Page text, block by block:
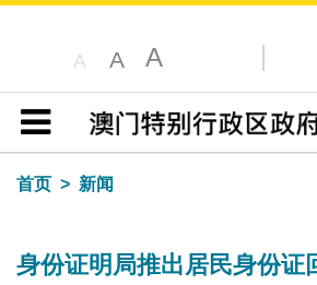
A A A
目录
首页
新闻
身份证明局推出居民身份证